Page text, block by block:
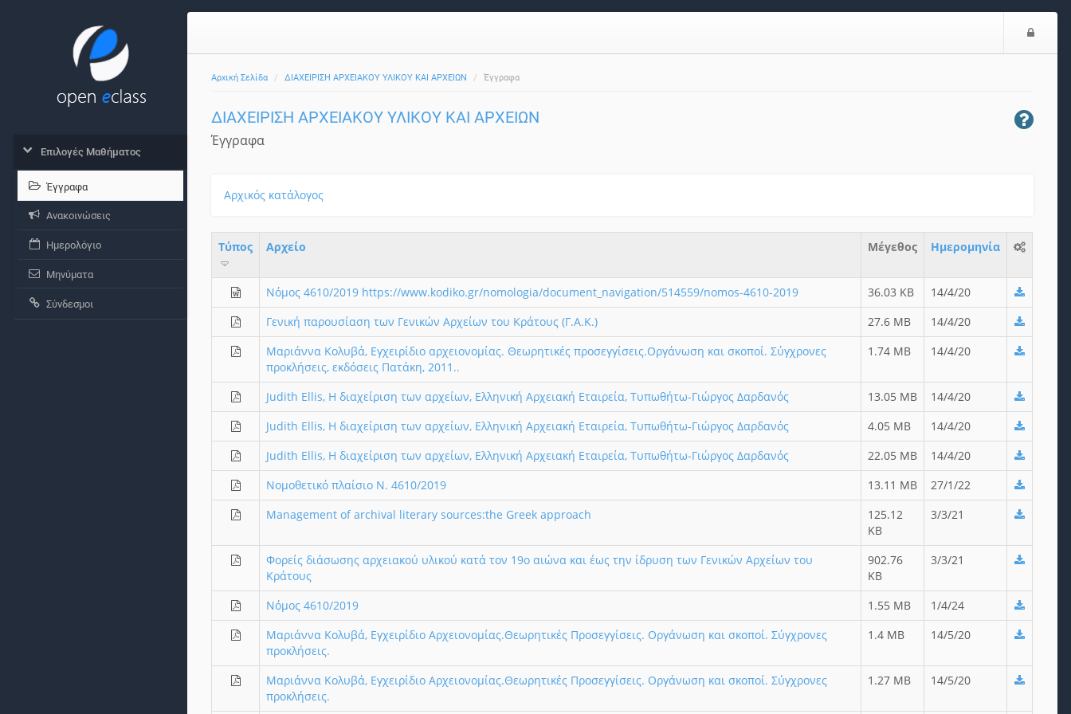
Αρχική Σελίδα ΔΙΑΧΕΙΡΙΣΗ ΑΡΧΕΙΑΚΟΥ ΥΛΙΚΟΥ ΚΑΙ ΑΡΧΕΙΩΝ Έγγραφα
ΔΙΑΧΕΙΡΙΣΗ ΑΡΧΕΙΑΚΟΥ ΥΛΙΚΟΥ ΚΑΙ ΑΡΧΕΙΩΝ
Έγγραφα
Αρχικός κατάλογος
Τύπος Aρχείο Μέγεθος Ημερομηνία
Νόμος 4610/2019 https://www.kodiko.gr/nomologia/document_navigation/514559/nomos-4610-2019 36.03 KB
14/4/20
Γενική παρουσίαση των Γενικών Αρχείων του Κράτους (Γ.Α.Κ.)
27.6 MB
14/4/20
Μαριάννα Κολυβά, Εγχειρίδιο αρχειονομίας. Θεωρητικές προσεγγίσεις.Οργάνωση και σκοποί. Σύγχρονες
προκλήσεις, εκδόσεις Πατάκη, 2011..
1.74 MB 14/4/20
Judith Ellis, Η διαχείριση των αρχείων, Ελληνική Αρχειακή Εταιρεία, Τυπωθήτω-Γιώργος Δαρδανός 13.05 MB
14/4/20
Judith Ellis, Η διαχείριση των αρχείων, Ελληνική Αρχειακή Εταιρεία, Τυπωθήτω-Γιώργος Δαρδανός
4.05 MB
14/4/20
Judith Ellis, Η διαχείριση των αρχείων, Ελληνική Αρχειακή Εταιρεία, Τυπωθήτω-Γιώργος Δαρδανός
22.05 MB
14/4/20
Νομοθετικό πλαίσιο Ν. 4610/2019
13.11 MB
27/1/22
Management of archival literary sources:the Greek approach
125.12
KB
3/3/21
Φορείς διάσωσης αρχειακού υλικού κατά τον 19ο αιώνα και έως την ίδρυση των Γενικών Αρχείων του
Κράτους
902.76
KB
3/3/21
Νόμος 4610/2019 1.55 MB
1/4/24
Μαριάννα Κολυβά, Εγχειρίδιο Αρχειονομίας.Θεωρητικές Προσεγγίσεις. Οργάνωση και σκοποί. Σύγχρονες
προκλήσεις.
1.4 MB 14/5/20
Μαριάννα Κολυβά, Εγχειρίδιο Αρχειονομίας.Θεωρητικές Προσεγγίσεις. Οργάνωση και σκοποί. Σύγχρονες
προκλήσεις.
1.27 MB 14/5/20
Επιλογές Μαθήματος
Έγγραφα
Ανακοινώσεις
Ημερολόγιο
Μηνύματα
Σύνδεσμοι